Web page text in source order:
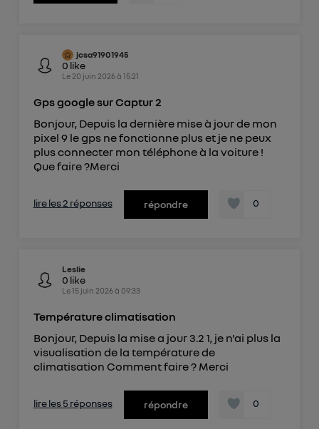
jcsa91901945
0 like
Le 20 juin 2026à 15:21
Gps google sur Captur 2
Bonjour, Depuis la dernière mise à jour de mon
pixel 9 le gps ne fonctionne plus et je ne peux
plus connecter mon téléphone à la voiture !
Que faire ?Merci
lire les 2 réponses répondre 0
Leslie
0 like
Le15 juin 2026à 09:33
Température climatisation
Bonjour, Depuis la mise a jour 3.2 1, je n'ai plus la
visualisation de la température de
climatisation Comment faire ? Merci
lire les 5 réponses répondre 0